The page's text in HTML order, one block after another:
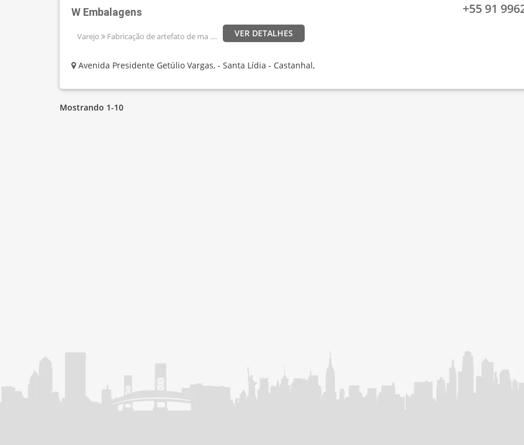
W Embalagens
Varejo Fabricação de artefato de ma ....
Avenida Presidente Getúlio Vargas, - Santa Lídia - Castanhal,
VER DETALHES
+55 91
Mostrando 1-10